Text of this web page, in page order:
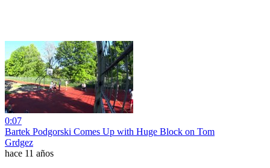
0:07
Bartek Podgorski Comes Up with Huge Block on Tom
Grdgez
hace 11 años